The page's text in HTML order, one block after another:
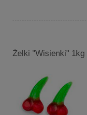
Żelki "Wisienki"